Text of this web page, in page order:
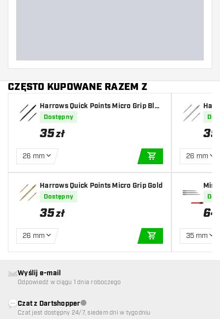
CZĘSTO KUPOWANE RAZEM Z
Harrows Quick Points Micro Grip Blac
Dostępny
35zł
26 mm
DODAJ DO
Harrows Quick Points Micro Grip Gold
Dostępny
35zł
26 mm
DODAJ DO
er
35
26 mm
64
35 mm
Wyślij e-mail
Odpowiedź w ciągu 1 dnia roboczego
Czat z DartshopperObsługa klienta niedostępna
Czat jest dostępny 24/7, siedem dni w tygodniu